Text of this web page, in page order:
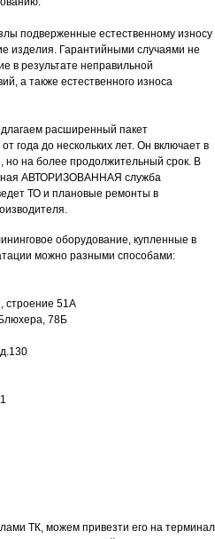
подверженные естественному износу
изделия. Гарантийными случаями не
в результате неправильной
а также естественного износа
расширенный пакет
года до нескольких лет. Он включает в
но на более продолжительный срок. В
АВТОРИЗОВАННАЯ служба
ТО и плановые ремонты в
оборудование, купленные в
можно разными способами:
строение 51А
78Б
ТК, можем привезти его на терминал